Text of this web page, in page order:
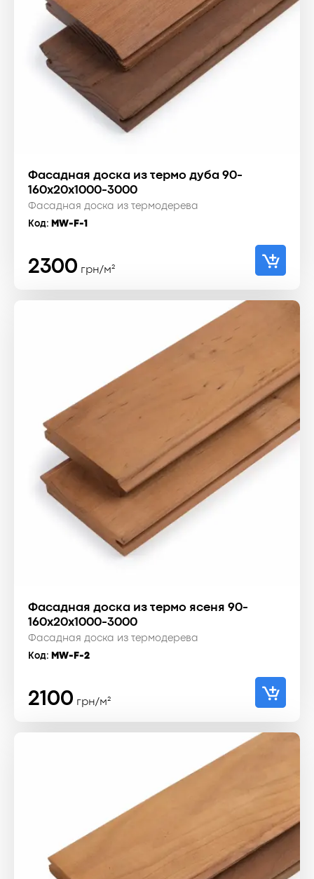
Фасадная доска из термо дуба 90-
160x20x1000-3000
Фасадная доска из термодерева
Код: MW-F-1
2300 грн/м²
Фасадная доска из термо ясеня 90-
160x20x1000-3000
Фасадная доска из термодерева
Код: MW-F-2
2100 грн/м²